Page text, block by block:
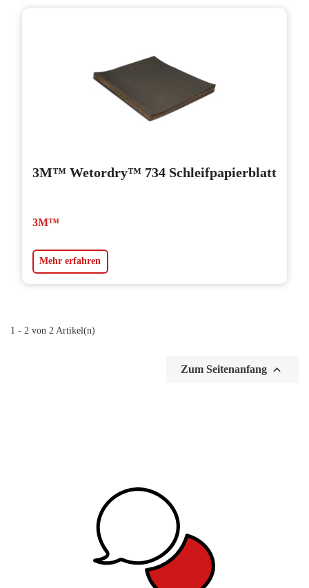
3M™ Wetordry™ 734 Schleifpapierblatt
3M™
Mehr erfahren
1 - 2 von 2 Artikel(n)
Zum Seitenanfang 